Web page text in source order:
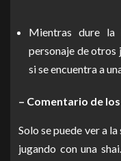
Mientras dure la
personaje de otros
si se encuentra a
– Comentario de
Solo se puede ver a
jugando con una